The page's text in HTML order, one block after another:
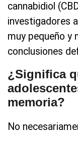
cannabidiol
investigadores
muy pequeño y
conclusiones
¿Significa
memoria?
No